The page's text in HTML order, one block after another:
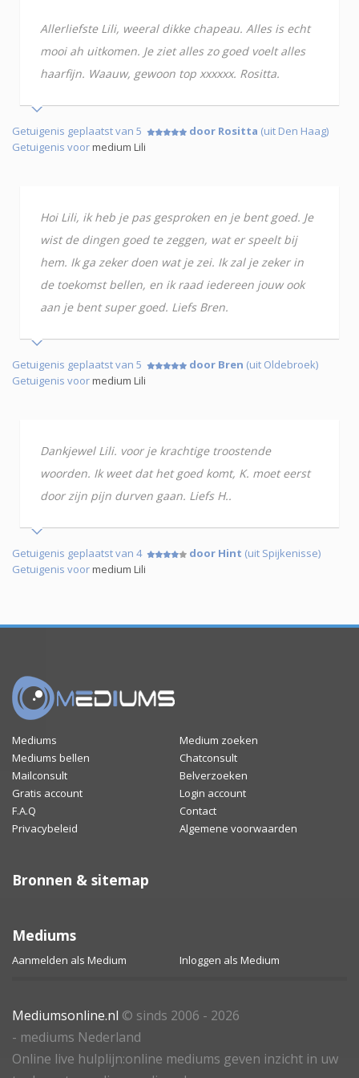
Allerliefste Lili, weeral dikke chapeau. Alles is echt
mooi ah uitkomen. Je ziet alles zo goed voelt alles
haarfijn. Waauw, gewoon top xxxxxx. Rositta.
Getuigenis geplaatst van 5 door Rositta (uit Den Haag)
Getuigenis voormedium Lili
Hoi Lili, ik heb je pas gesproken en je bent goed. Je
wist de dingen goed te zeggen, wat er speelt bij
hem. Ik ga zeker doen wat je zei. Ik zal je zeker in
de toekomst bellen, en ik raad iedereen jouw ook
aan je bent super goed. Liefs Bren.
Getuigenis geplaatst van 5 door Bren (uit Oldebroek)
Getuigenis voormedium Lili
Dankjewel Lili. voor je krachtige troostende
woorden. Ik weet dat het goed komt, K. moet eerst
door zijn pijn durven gaan. Liefs H..
Getuigenis geplaatst van 4 door Hint (uit Spijkenisse)
Getuigenis voormedium Lili
Mediums
Medium zoeken
Mediums bellen
Chatconsult
Mailconsult
Belverzoeken
Gratis account
Login account
F.A.Q
Contact
Privacybeleid
Algemene voorwaarden
Bronnen & sitemap
Mediums
Aanmelden als Medium Inloggen als Medium
Mediumsonline.nl © sinds 2006 - 2026
- mediums Nederland
Online live hulplijn:online mediums geven inzicht in uw